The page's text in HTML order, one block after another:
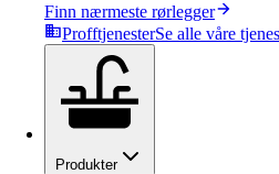
Finn nærmeste rørlegger
ProfftjenesterSe alle våre
Produkter